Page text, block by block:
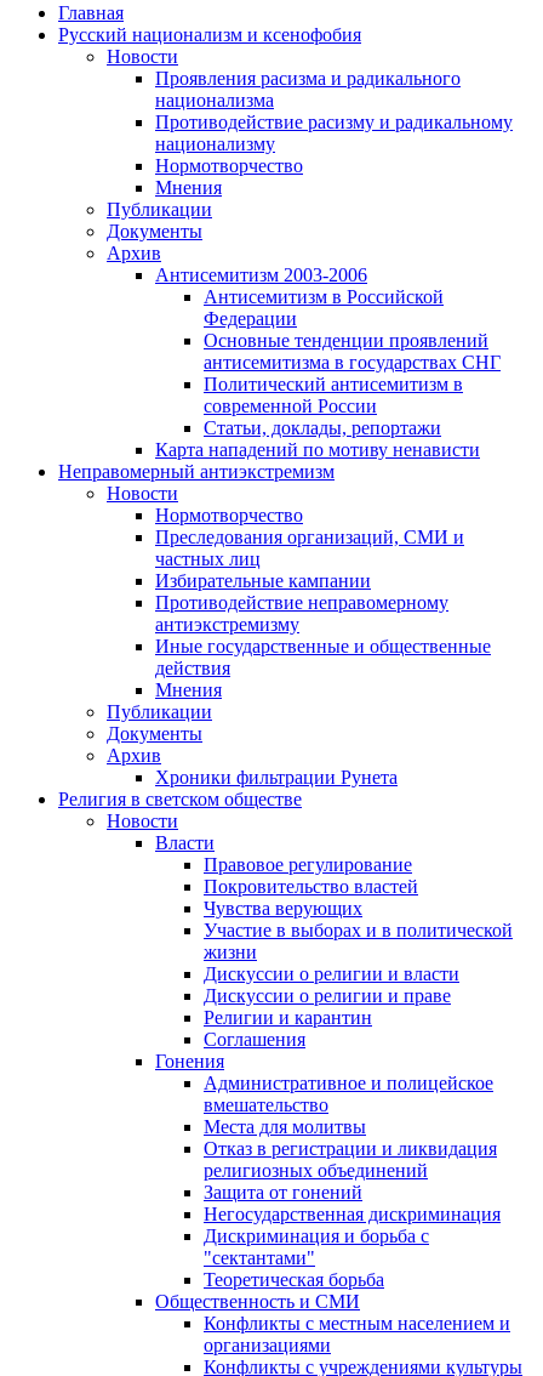
Главная
Русский национализм и ксенофобия
Новости
Проявления расизма и радикального
национализма
Противодействие расизму и радикальному
национализму
Нормотворчество
Мнения
Публикации
Документы
Архив
Антисемитизм 2003-2006
Антисемитизм в Российской
Федерации
Основные тенденции проявлений
антисемитизма в государствах СНГ
Политический антисемитизм в
современной России
Статьи, доклады, репортажи
Карта нападений по мотиву ненависти
Неправомерный антиэкстремизм
Новости
Нормотворчество
Преследования организаций, СМИ и
частных лиц
Избирательные кампании
Противодействие неправомерному
антиэкстремизму
Иные государственные и общественные
действия
Мнения
Публикации
Документы
Архив
Хроники фильтрации Рунета
Религия в светском обществе
Новости
Власти
Правовое регулирование
Покровительство властей
Чувства верующих
Участие в выборах и в политической
жизни
Дискуссии о религии и власти
Дискуссии о религии и праве
Религии и карантин
Соглашения
Гонения
Административное и полицейское
вмешательство
Места для молитвы
Отказ в регистрации и ликвидация
религиозных объединений
Защита от гонений
Негосударственная дискриминация
Дискриминация и борьба с
"сектантами"
Теоретическая борьба
Общественность и СМИ
Конфликты с местным населением и
организациями
Конфликты с учреждениями культуры